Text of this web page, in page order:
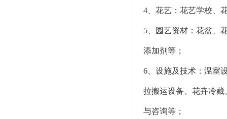
4、花艺：花艺学校、
5、园艺资材：花盆、
添加剂等；
6、设施及技术：温室
拉搬运设备、花卉冷
与咨询等；